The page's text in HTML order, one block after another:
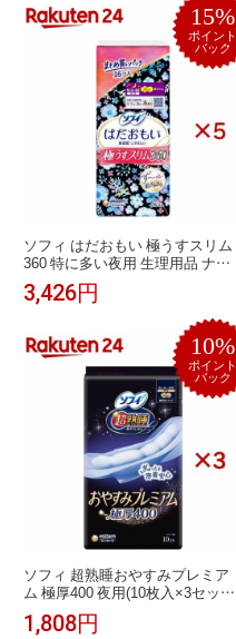
15%
ポイント
バック
ソフィ はだおもい 極うすスリム
360 特に多い夜用 生理用品 ナプ
キン(16枚×5セット)【ソフィはだ
おもい極うすスリム】
3,426円
10%
ポイント
バック
ソフィ 超熟睡おやすみプレミア
ム 極厚400 夜用(10枚入×3セット)
【ソフィ超熟睡Gプレミアム】
1,808円